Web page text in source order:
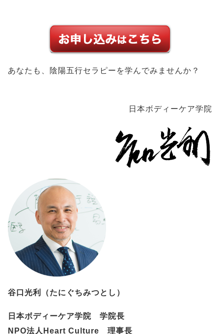
あなたも、陰陽五行セラピーを学んでみませんか？
日本ボディーケア学院
谷口光利（たにぐちみつとし）
日本ボディーケア学院 学院長
NPO法人Heart Culture 理事長